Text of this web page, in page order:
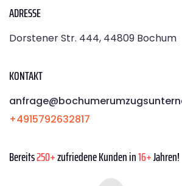
ADRESSE
Dorstener Str. 444, 44809 Bochum
KONTAKT
+4915792632817
Bereits250+zufriedene Kunden in16+Jahren!